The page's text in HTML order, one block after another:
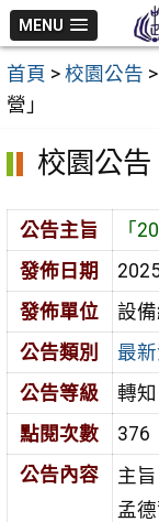
跳
至
主
要
MENU
首頁 > 校園公告 >
營」
校園公告
公告主旨
「
發佈日期
發佈單位
設備
公告類別
最
公告等級
轉知
點閱次數
376
公告內容
主
孟